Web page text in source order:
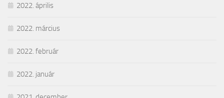
2022. április
2022. március
2022. február
2022. január